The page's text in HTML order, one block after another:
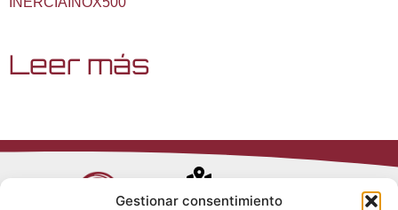
Gestionar consentimiento
Leer más
Avenida de